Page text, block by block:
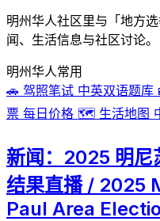
明州华人社区里与「地方
闻、生活信息与社区讨论。
明州华人常用
🚗 驾照笔试 中英双语题库
票 每日价格 🗺️ 生活地图
新闻：2025 明尼
结果直播 / 2025
Paul Area